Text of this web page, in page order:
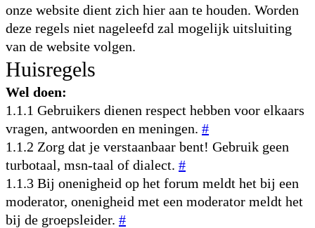
onze website dient zich hier aan te houden. Worden
deze regels niet nageleefd zal mogelijk uitsluiting
van de website volgen.
Huisregels
Wel doen:
1.1.1 Gebruikers dienen respect hebben voor elkaars
vragen, antwoorden en meningen. #
1.1.2 Zorg dat je verstaanbaar bent! Gebruik geen
turbotaal, msn-taal of dialect. #
1.1.3 Bij onenigheid op het forum meldt het bij een
moderator, onenigheid met een moderator meldt het
bij de groepsleider. #